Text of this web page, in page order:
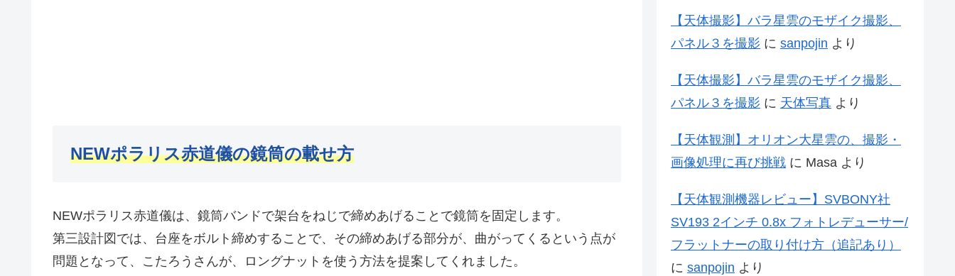
NEWポラリス赤道儀の鏡筒の載せ方
NEWポラリス赤道儀は、鏡筒バンドで架台をねじで締めあげることで鏡筒を固定します。
第三設計図では、台座をボルト締めすることで、その締めあげる部分が、曲がってくるという点が
問題となって、こたろうさんが、ロングナットを使う方法を提案してくれました。
【天体撮影】バラ星雲のモザイク撮影、
パネル３を撮影 に sanpojin より
【天体撮影】バラ星雲のモザイク撮影、
パネル３を撮影 に 天体写真 より
【天体観測】オリオン大星雲の、撮影・
画像処理に再び挑戦 に Masa より
【天体観測機器レビュー】SVBONY社
SV193 2インチ 0.8x フォトレデューサー/
フラットナーの取り付け方（追記あり）
に sanpojin より